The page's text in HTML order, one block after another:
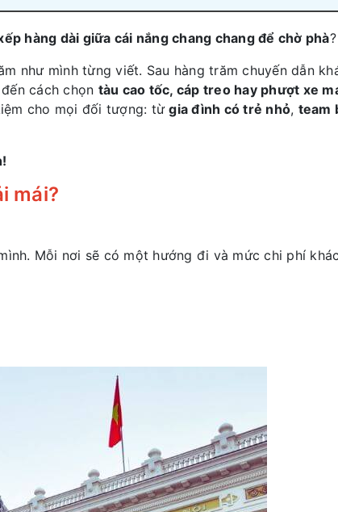
hàng dài giữa cái nắng chang chang để chờ phà?
như mình từng viết. Sau hàng trăm chuyến dẫn
đến cách chọn tàu cao tốc, cáp treo hay phượt xe
cho mọi đối tượng: từgia đình có trẻ nhỏ, team
mái?
Mỗi nơi sẽ có một hướng đi và mức chi phí